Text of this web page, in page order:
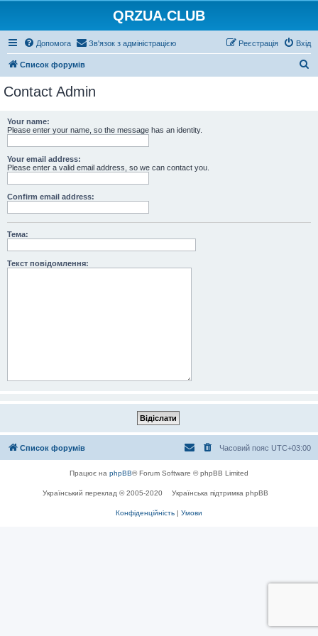
QRZUA.CLUB
Допомога Зв'язок з адміністрацією Вхід
Реєстрація
Список форумів
Contact Admin
Your name:
Please enter your name, so the message has an identity.
Your email address:
Please enter a valid email address, so we can contact you.
Confirm email address:
Тема:
Текст повідомлення:
Список форумів Часовий пояс UTC+03:00
Працює на phpBB® Forum Software © phpBB Limited
Український переклад © 2005-2020 Українська підтримка phpBB
Конфіденційність | Умови